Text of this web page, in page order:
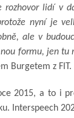
rozhovor lidí v
nyní je
ale v
formu, jen tu
Burgetem z FIT.
2015, a to i
Interspeech